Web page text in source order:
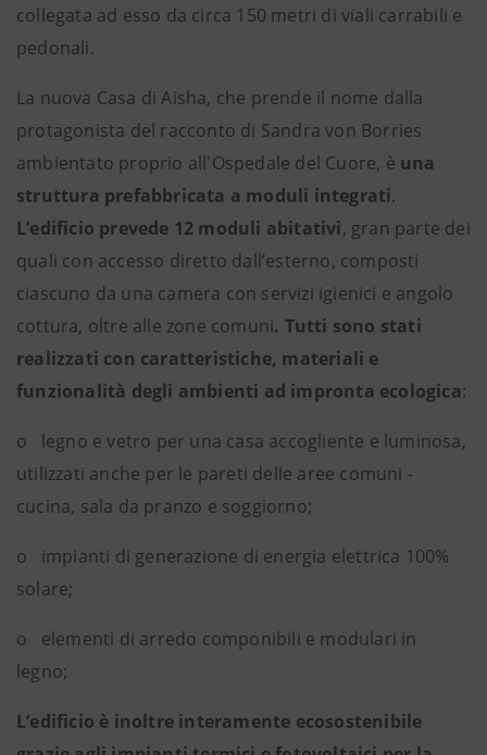
collegata ad esso da circa 150 metri di viali carrabili e
pedonali.
La nuova Casa di Aisha, che prende il nome dalla
protagonista del racconto di Sandra von Borries
ambientato proprio all'Ospedale del Cuore, è una
struttura prefabbricata a moduli integrati.
L’edificio prevede 12 moduli abitativi, gran parte dei
quali con accesso diretto dall’esterno, composti
ciascuno da una camera con servizi igienici e angolo
cottura, oltre alle zone comuni. Tutti sono stati
realizzati con caratteristiche, materiali e
funzionalità degli ambienti ad impronta ecologica:
o legno e vetro per una casa accogliente e luminosa,
utilizzati anche per le pareti delle aree comuni -
cucina, sala da pranzo e soggiorno;
o impianti di generazione di energia elettrica 100%
solare;
o elementi di arredo componibili e modulari in
legno;
L’edificio è inoltre interamente ecosostenibile